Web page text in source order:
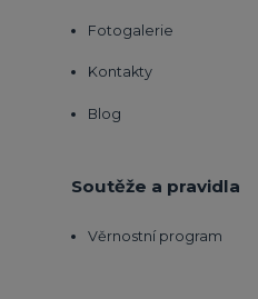
Fotogalerie
Kontakty
Blog
Soutěže a pravidla
Věrnostní program